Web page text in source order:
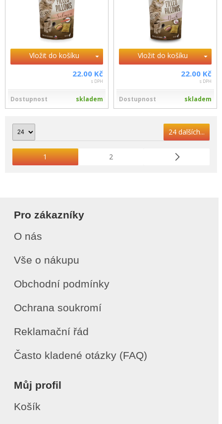
Vložit do košíku
22.00 Kč
s DPH
Dostupnost skladem
Vložit do košíku
22.00 Kč
s DPH
Dostupnost skladem
24 dalších...
1 2
Pro zákazníky
O nás
Vše o nákupu
Obchodní podmínky
Ochrana soukromí
Reklamační řád
Často kladené otázky (FAQ)
Můj profil
Košík